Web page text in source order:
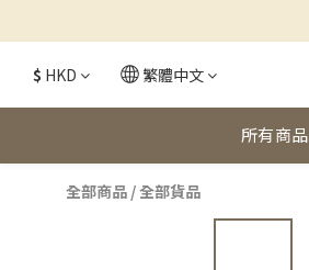
$ HKD 繁體中文
所有商品
全部商品 /全部貨品